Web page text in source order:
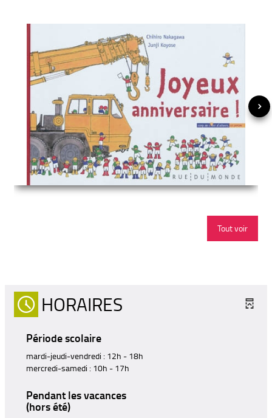
Tout voir
HORAIRES
Période scolaire
mardi-jeudi-vendredi : 12h - 18h
mercredi-samedi : 10h - 17h
Pendant les vacances
(hors été)